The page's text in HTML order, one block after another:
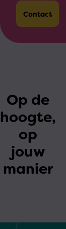
Contact
Op de
hoogte,
op
jouw
manier